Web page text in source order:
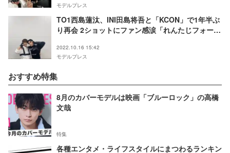
モデルプレス
TO1西島蓮汰、INI田島将吾と「KCON」で1年半ぶ
り再会 2ショットにファン感涙「れんたじフォーエ
2022.10.16 15:42
モデルプレス
おすすめ特集
8月のカバーモデルは映画「ブルーロック」の高橋
文哉
特集
各種エンタメ・ライフスタイルにまつわるランキン